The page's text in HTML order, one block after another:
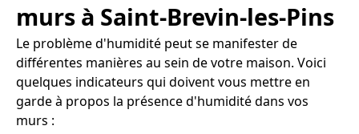
murs à Saint-Brevin-les-Pins
Le problème d'humidité peut se manifester de
différentes manières au sein de votre maison. Voici
quelques indicateurs qui doivent vous mettre en
garde à propos la présence d'humidité dans vos
murs :